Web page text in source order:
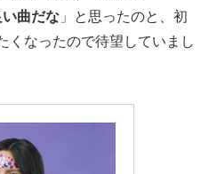
い曲だな 」と思ったのと、初
くなったので待望していまし